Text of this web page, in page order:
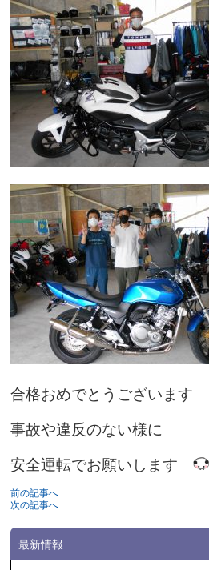
合格おめでとうございます
事故や違反のない様に
安全運転でお願いします
前の記事へ
次の記事へ
最新情報